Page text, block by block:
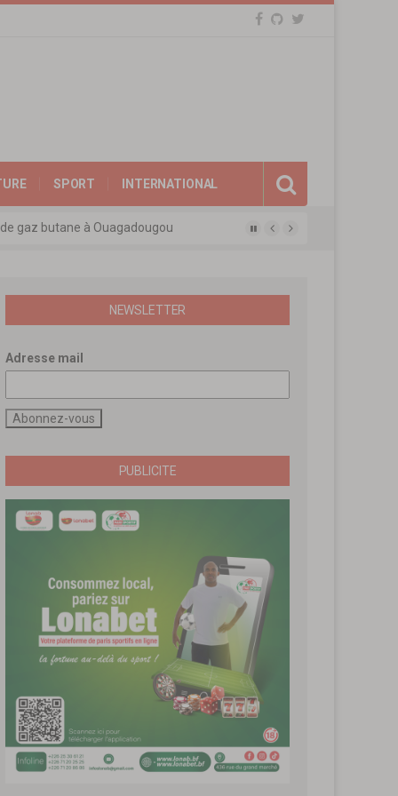
SPORT INTERNATIONAL
gaz butane à Ouagadougou
révolutionnaires
NEWSLETTER
Adresse mail
PUBLICITE